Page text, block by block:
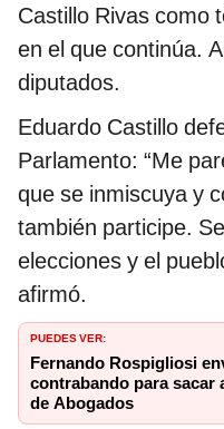
Castillo Rivas como
en el que continúa.
diputados.
Eduardo Castillo
Parlamento: “Me
que se inmiscuya y
también participe.
elecciones y el
afirmó.
PUEDES VER:
Fernando Rospigliosi
contrabando para sacar
de Abogados